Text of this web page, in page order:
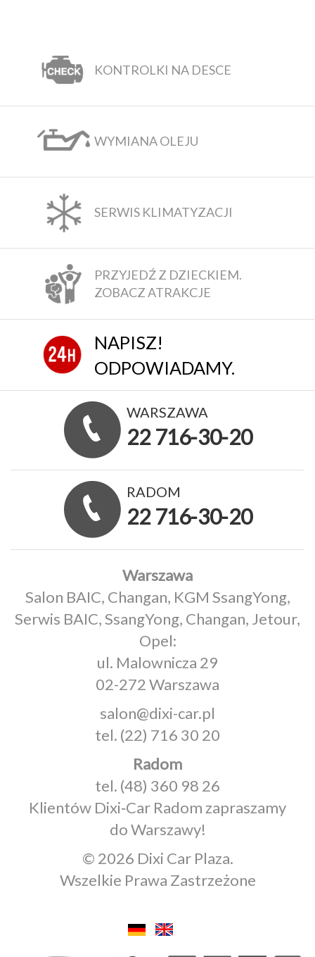
KONTROLKI NA DESCE
WYMIANA OLEJU
SERWIS KLIMATYZACJI
PRZYJEDŹ Z DZIECKIEM.
ZOBACZ ATRAKCJE
NAPISZ!
ODPOWIADAMY.
WARSZAWA
22 716-30-20
RADOM
22 716-30-20
Warszawa
Salon BAIC, Changan, KGM SsangYong,
Serwis BAIC, SsangYong, Changan, Jetour,
Opel:
ul. Malownicza 29
02-272 Warszawa
salon@dixi-car.pl
tel. (22) 716 30 20
Radom
tel. (48) 360 98 26
Klientów Dixi‑Car Radom zapraszamy
do Warszawy!
© 2026 Dixi Car Plaza.
Wszelkie Prawa Zastrzeżone